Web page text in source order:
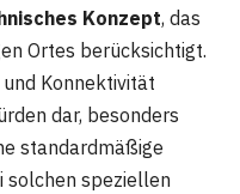
Konzept, das
Ortes berücksichtigt.
Konnektivität
dar, besonders
standardmäßige
speziellen